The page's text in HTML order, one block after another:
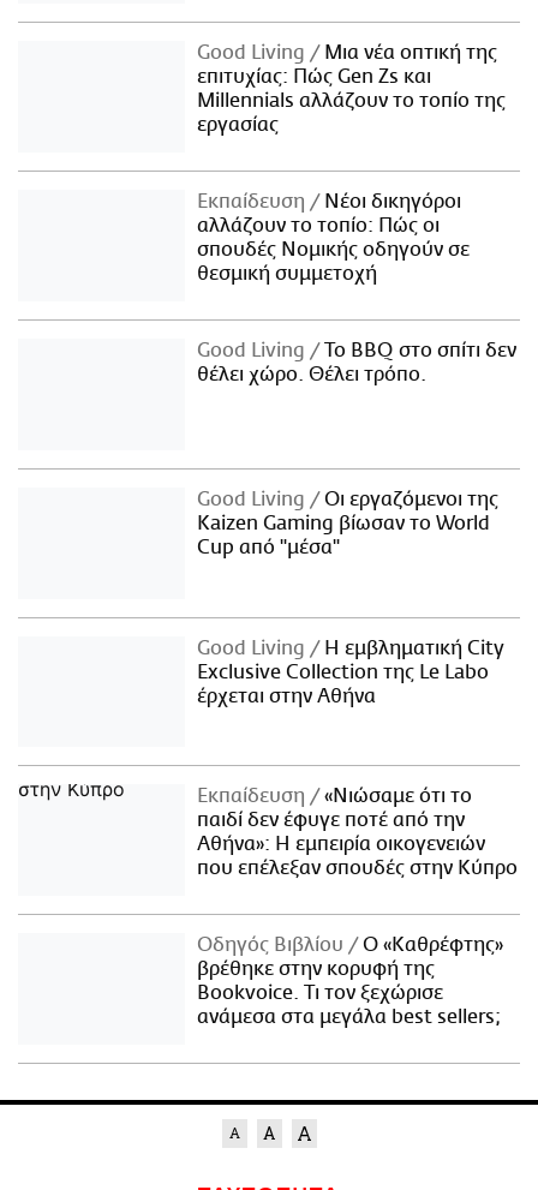
Good Living
Μια νέα οπτική της
επιτυχίας: Πώς Gen Zs και
Millennials αλλάζουν το τοπίο της
εργασίας
Εκπαίδευση
Νέοι δικηγόροι
αλλάζουν το τοπίο: Πώς οι
σπουδές Νομικής οδηγούν σε
θεσμική συμμετοχή
Good Living
Το BBQ στο σπίτι δεν
θέλει χώρο. Θέλει τρόπο.
Good Living
Οι εργαζόμενοι της
Kaizen Gaming βίωσαν το World
Cup από "μέσα"
Good Living
Η εμβληματική City
Exclusive Collection της Le Labo
έρχεται στην Αθήνα
Εκπαίδευση
«Νιώσαμε ότι το
παιδί δεν έφυγε ποτέ από την
Αθήνα»: Η εμπειρία οικογενειών
που επέλεξαν σπουδές στην Κύπρο
Οδηγός Βιβλίου
Ο «Καθρέφτης»
βρέθηκε στην κορυφή της
Bookvoice. Τι τον ξεχώρισε
ανάμεσα στα μεγάλα best sellers;